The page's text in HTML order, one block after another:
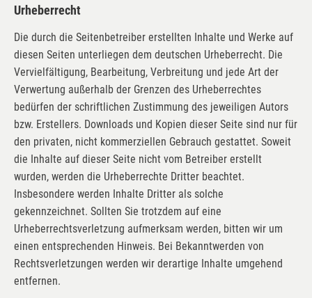
Urheberrecht
Die durch die Seitenbetreiber erstellten Inhalte und Werke auf
diesen Seiten unterliegen dem deutschen Urheberrecht. Die
Vervielfältigung, Bearbeitung, Verbreitung und jede Art der
Verwertung außerhalb der Grenzen des Urheberrechtes
bedürfen der schriftlichen Zustimmung des jeweiligen Autors
bzw. Erstellers. Downloads und Kopien dieser Seite sind nur für
den privaten, nicht kommerziellen Gebrauch gestattet. Soweit
die Inhalte auf dieser Seite nicht vom Betreiber erstellt
wurden, werden die Urheberrechte Dritter beachtet.
Insbesondere werden Inhalte Dritter als solche
gekennzeichnet. Sollten Sie trotzdem auf eine
Urheberrechtsverletzung aufmerksam werden, bitten wir um
einen entsprechenden Hinweis. Bei Bekanntwerden von
Rechtsverletzungen werden wir derartige Inhalte umgehend
entfernen.